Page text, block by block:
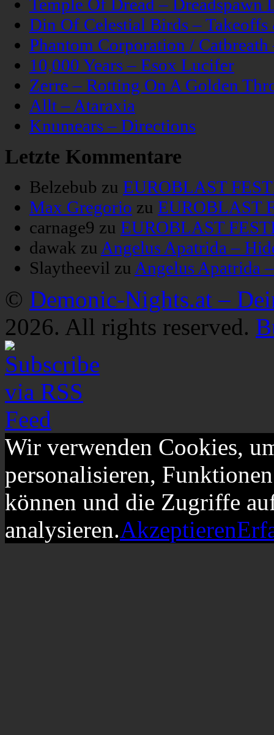
Temple Of Dread – Dreadspawn
Din Of Celestial Birds –
Phantom Corporation /
10,000 Years – Esox Lucifer
Zerre – Rotting On A Golden
Allt – Ataraxia
Knumears – Directions
Letzte Kommentare
Belzebub zu EUROBLAST
Max Gregorio zu EUROBLAST
carnage9 zu EUROBLAST
dawak zu Angelus Apatrida –
Slaytheevil zu Angelus Apatrida
© Demonic-Nights.at –
2026. All rights reserved.
Wir verwenden Cookies,
personalisieren,
können und die Zugriffe
analysieren.Akzeptieren